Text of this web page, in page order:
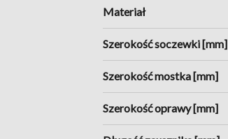
Materiał
Szerokość soczewki [mm]
Szerokość mostka [mm]
Szerokość oprawy [mm]